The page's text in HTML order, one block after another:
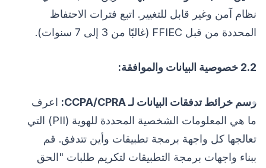
نظام آمن وغير قابل للتغيير. اتبع فترات الاحتفاظ
المحددة من قبل FFIEC (غالبًا من 3 إلى 7 سنوات).
2.2 خصوصية البيانات والموافقة:
رسم خرائط تدفقات البيانات لـ CCPA/CPRA:
اعرف
ما هي المعلومات الشخصية المحددة للهوية (PII) التي
تعالجها كل واجهة برمجة تطبيقات وأين تتدفق. قم
ببناء واجهات برمجة التطبيقات لتكريم طلبات "الحق